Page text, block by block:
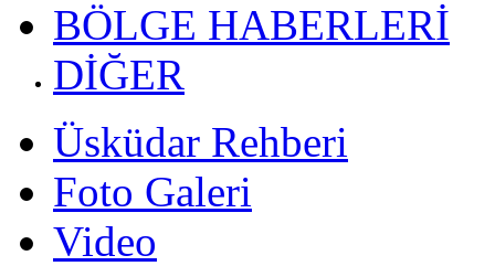
BÖLGE HABERLERİ
DİĞER
Üsküdar Rehberi
Foto Galeri
Video